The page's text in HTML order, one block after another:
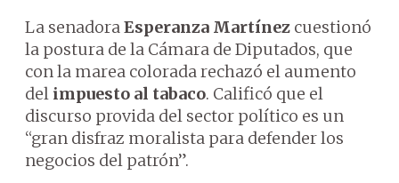
La senadoraEsperanza Martínez cuestionó
la postura de la Cámara de Diputados, que
con la marea colorada rechazó el aumento
del impuesto al tabaco. Calificó que el
discurso provida del sector político es un
“gran disfraz moralista para defender los
negocios del patrón”.